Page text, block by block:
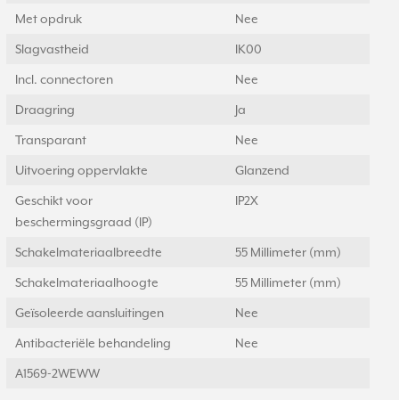
Met opdruk Nee
Slagvastheid IK00
Incl. connectoren Nee
Draagring Ja
Transparant Nee
Uitvoering oppervlakte Glanzend
Geschikt voor
beschermingsgraad (IP)
IP2X
Schakelmateriaalbreedte 55 Millimeter (mm)
Schakelmateriaalhoogte 55 Millimeter (mm)
Geïsoleerde aansluitingen Nee
Antibacteriële behandeling Nee
A1569-2WEWW